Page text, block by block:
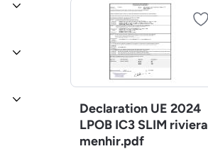
Declaration UE 2024
LPOB IC3 SLIM riviera
menhir.pdf